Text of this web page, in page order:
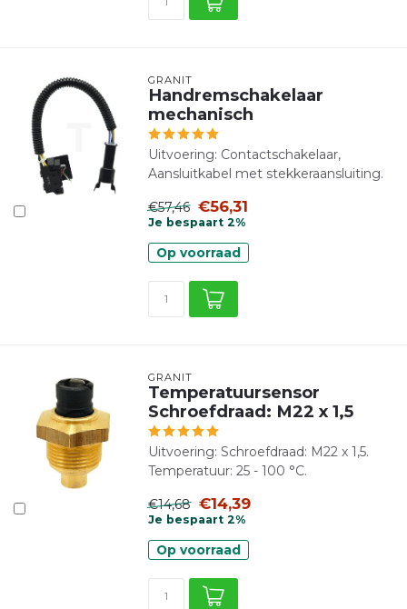
GRANIT
Handremschakelaar
mechanisch
Uitvoering: Contactschakelaar,
Aansluitkabel met stekkeraansluiting.
€57,46 €56,31
Je bespaart 2%
Op voorraad
GRANIT
Temperatuursensor
Schroefdraad: M22 x 1,5
Uitvoering: Schroefdraad: M22 x 1,5.
Temperatuur: 25 - 100 °C.
€14,68 €14,39
Je bespaart 2%
Op voorraad